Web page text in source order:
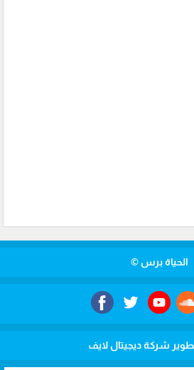
الحياة برس ©
شركة ديجيتال لايف